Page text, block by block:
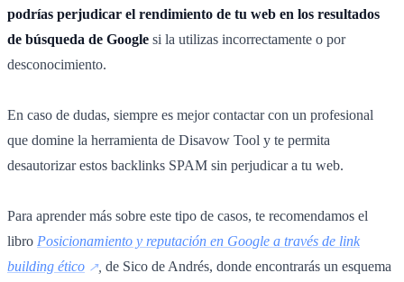
podrías perjudicar el rendimiento de tu web en los resultados
de búsqueda de Google si la utilizas incorrectamente o por
desconocimiento.
En caso de dudas, siempre es mejor contactar con un profesional
que domine la herramienta de Disavow Tool y te permita
desautorizar estos backlinks SPAM sin perjudicar a tu web.
Para aprender más sobre este tipo de casos, te recomendamos el
libro Posicionamiento y reputación en Google a través de link
building ético
, de Sico de Andrés, donde encontrarás un esquema